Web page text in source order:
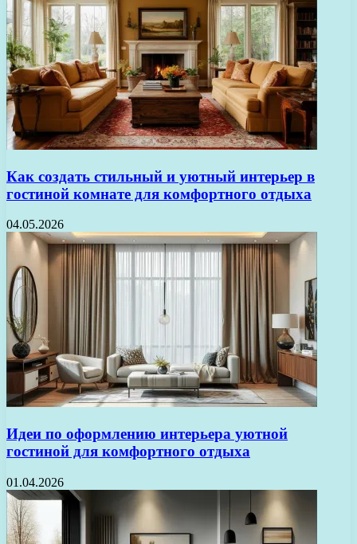
Как создать стильный и уютный интерьер в
гостиной комнате для комфортного отдыха
04.05.2026
Идеи по оформлению интерьера уютной
гостиной для комфортного отдыха
01.04.2026